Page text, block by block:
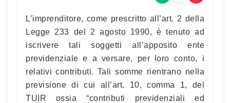
L’imprenditore, come prescritto all’art. 2 della
Legge 233 del 2 agosto 1990, è tenuto ad
iscrivere tali soggetti all’apposito ente
previdenziale e a versare, per loro conto, i
relativi contributi. Tali somme rientrano nella
previsione di cui all’art. 10, comma 1, del
TUIR ossia “contributi previdenziali ed